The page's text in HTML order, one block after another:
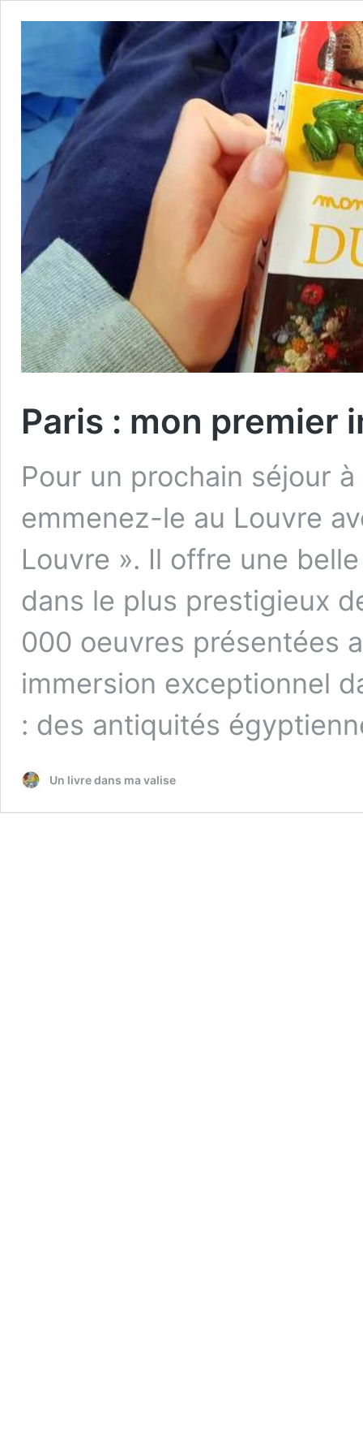
Paris : mon premier
Pour un prochain séjour
emmenez-le au Louvre
Louvre ». Il offre une
dans le plus prestigieux
000 oeuvres présentées
immersion exceptionnel
: des antiquités
Un livre dans ma valise